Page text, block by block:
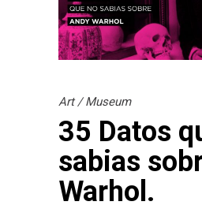
Art/Museum
35 Datos
sabias
Warhol.